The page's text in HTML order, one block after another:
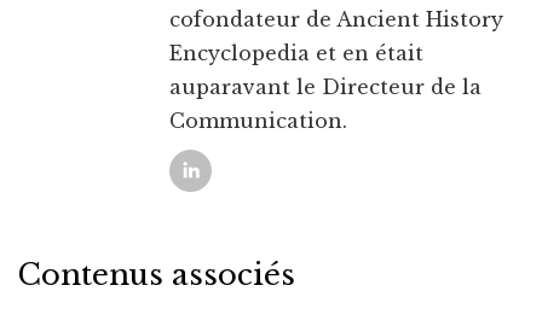
cofondateur de Ancient History
Encyclopedia et en était
auparavant le Directeur de la
Communication.
Contenus associés